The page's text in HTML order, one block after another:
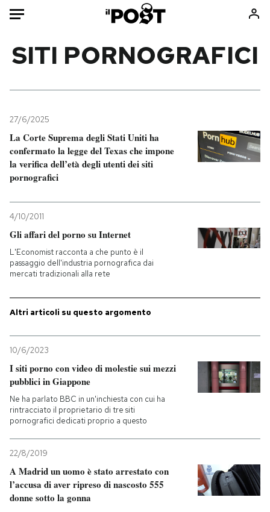
Mondo
Politica
Tecnologia
Internet
Cultura
Economia
Sport
Consumismi
Storie/Idee
Ok Boomer!
Europa
Mondiali calcio 2026
NEWSLETTER
I MIEI PREFERITI
SHOP
CALENDARIO
AREA PERSONALE
SITI PORNOGRAFICI
27/6/2025
La Corte Suprema degli Stati Uniti ha
confermato la legge del Texas che impone
la verifica dell’età degli utenti dei siti
pornografici
4/10/2011
Gli affari del porno su Internet
L'Economist racconta a che punto è il
passaggio dell'industria pornografica dai
mercati tradizionali alla rete
Altri articoli su questo argomento
10/6/2023
I siti porno con video di molestie sui mezzi
pubblici in Giappone
Ne ha parlato BBC in un'inchiesta con cui ha
rintracciato il proprietario di tre siti
pornografici dedicati proprio a questo
22/8/2019
A Madrid un uomo è stato arrestato con
l’accusa di aver ripreso di nascosto 555
donne sotto la gonna